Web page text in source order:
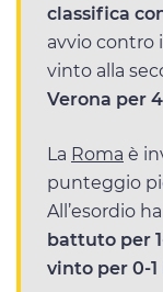
classifica
avvio contro il
vinto alla
Verona per
La Roma è
punteggio
All’esordio
battuto per
vinto per 0-1